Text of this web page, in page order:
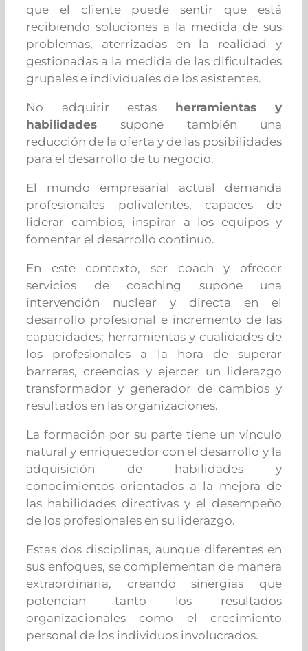
que el cliente puede sentir que está
recibiendo soluciones a la medida de sus
problemas, aterrizadas en la realidad y
gestionadas a la medida de las dificultades
grupales e individuales de los asistentes.
No adquirir estas herramientas y
habilidadessupone también una
reducción de la oferta y de las posibilidades
para el desarrollo de tu negocio.
El mundo empresarial actual demanda
profesionales polivalentes, capaces de
liderar cambios, inspirar a los equipos y
fomentar el desarrollo continuo.
En este contexto, ser coach y ofrecer
servicios de coaching supone una
intervención nuclear y directa en el
desarrollo profesional e incremento de las
capacidades; herramientas y cualidades de
los profesionales a la hora de superar
barreras, creencias y ejercer un liderazgo
transformador y generador de cambios y
resultados en las organizaciones.
La formación por su parte tiene un vínculo
natural y enriquecedor con el desarrollo y la
adquisición de habilidades y
conocimientos orientados a la mejora de
las habilidades directivas y el desempeño
de los profesionales en su liderazgo.
Estas dos disciplinas, aunque diferentes en
sus enfoques, se complementan de manera
extraordinaria, creando sinergias que
potencian tanto los resultados
organizacionales como el crecimiento
personal de los individuos involucrados.